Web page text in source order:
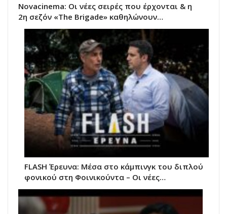
Novacinema: Οι νέες σειρές που έρχονται & η
2η σεζόν «The Brigade» καθηλώνουν…
FLASH Έρευνα: Μέσα στο κάμπινγκ του διπλού
φονικού στη Φοινικούντα – Οι νέες…